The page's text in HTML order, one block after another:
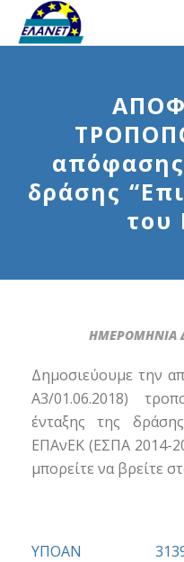
δράσης
του
ΗΜΕΡΟΜΗΝΙΑ
Δημοσιεύουμε την
Α3/01.06.2018)
ένταξης της
ΕΠΑνΕΚ (ΕΣΠΑ 2014-
μπορείτε να βρείτε
ΥΠΟΑΝ 3139/